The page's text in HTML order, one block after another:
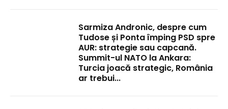
Sarmiza Andronic, despre cum
Tudose și Ponta împing PSD spre
AUR: strategie sau capcană.
Summit-ul NATO la Ankara:
Turcia joacă strategic, România
ar trebui...